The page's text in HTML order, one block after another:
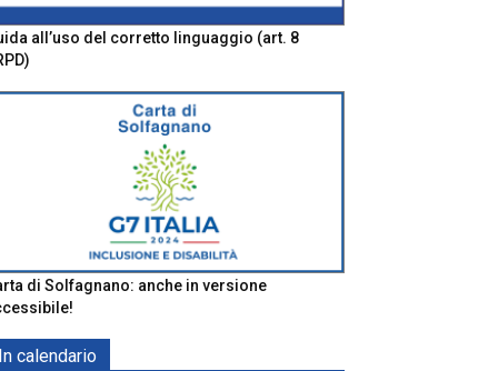
all’uso del corretto linguaggio (art. 8
di Solfagnano: anche in versione
In calendario